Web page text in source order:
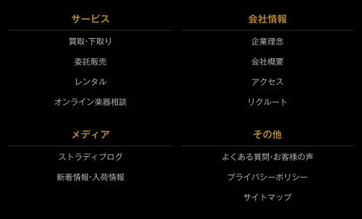
サービス
買取•下取り
委託販売
レンタル
オンライン楽器相談
会社情報
企業理念
会社概要
アクセス
リクルート
メディア
ストラディブログ
新着情報•入荷情報
その他
よくある質問•お客様の声
プライバシーポリシー
サイトマップ